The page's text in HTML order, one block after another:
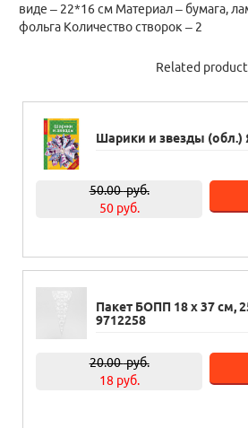
виде – 22*16 см Материал – бумага,
фольга Количество створок – 2
Related
Шарики и звезды (обл.)
50.00руб.
50 руб.
Пакет БОПП 18 х 37 см,
9712258
20.00руб.
18 руб.